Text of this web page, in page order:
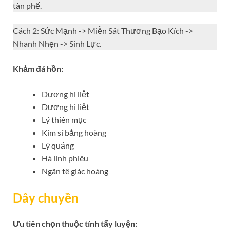
tàn phế.
Cách 2: Sức Mạnh -> Miễn Sát Thương Bạo Kích ->
Nhanh Nhẹn -> Sinh Lực.
Khảm đá hồn:
Dương hi liệt
Dương hi liệt
Lý thiên mục
Kim sí bằng hoàng
Lý quảng
Hà linh phiêu
Ngân tê giác hoàng
Dây chuyền
Ưu tiên chọn thuộc tính tẩy luyện: